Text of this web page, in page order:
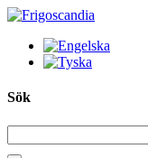
Hoppa
innehållet
Sök